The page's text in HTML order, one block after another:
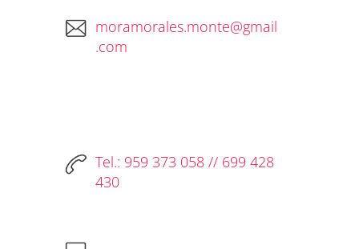
moramorales.monte@gmail
.com
Tel.: 959 373 058 // 699 428
430